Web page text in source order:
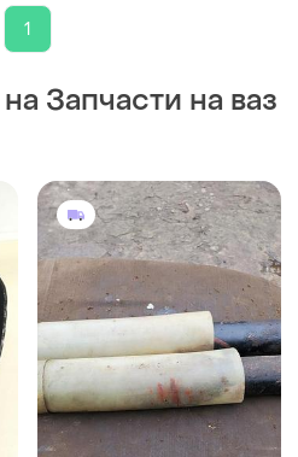
1
Запчасти на ваз